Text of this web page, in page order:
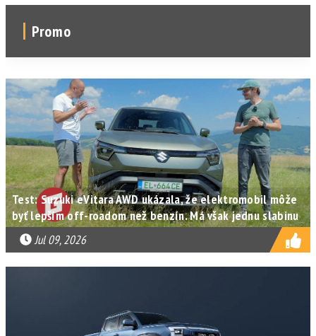
Promo
Test: Suzuki eVitara AWD ukázala, že elektromobil môže
byť lepším off-roadom než benzín. Má však jednu slabinu
Jul 09, 2026